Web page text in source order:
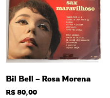
Bil Bell – Rosa Morena
R$80,00